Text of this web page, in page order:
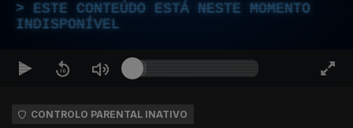
ESTE CONTEÚDO ESTÁ NESTE MOMENTO
INDISPONÍVEL
CONTROLO PARENTAL INATIVO